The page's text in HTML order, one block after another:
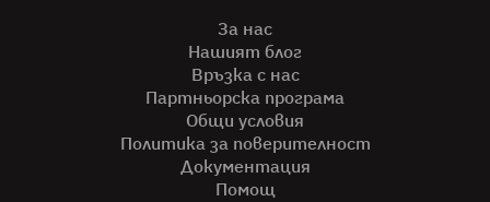
За нас
Нашият блог
Връзка с нас
Партньорска програма
Общи условия
Политика за поверителност
Документация
Помощ